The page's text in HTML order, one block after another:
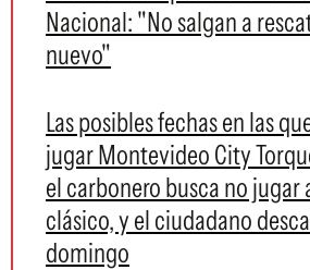
Nacional: "No salgan a
nuevo"
Las posibles fechas en las
jugar Montevideo City
el carbonero busca no jugar
clásico, y el ciudadano
domingo